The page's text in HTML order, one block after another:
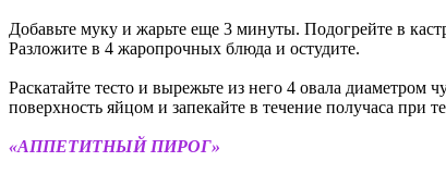
Добавьте муку и жарьте еще 3 минуты. Подогрейте в
Разложите в 4 жаропрочных блюда и остудите.
Раскатайте тесто и вырежьте из него 4 овала
поверхность яйцом и запекайте в течение получаса при
«АППЕТИТНЫЙ ПИРОГ»